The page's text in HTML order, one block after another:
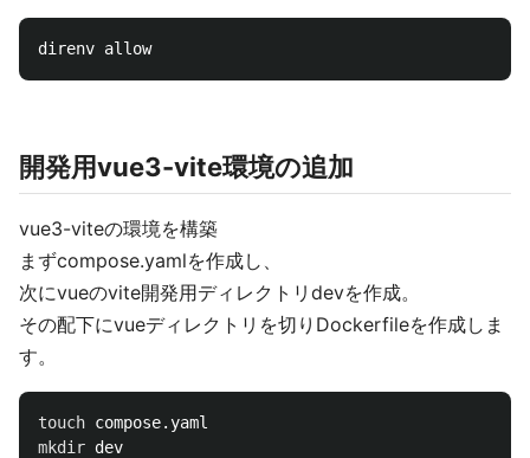
開発用vue3-vite環境の追加
vue3-viteの環境を構築
まずcompose.yamlを作成し、
次にvueのvite開発用ディレクトリdevを作成。
その配下にvueディレクトリを切りDockerfileを作成しま
す。
touch
mkdir